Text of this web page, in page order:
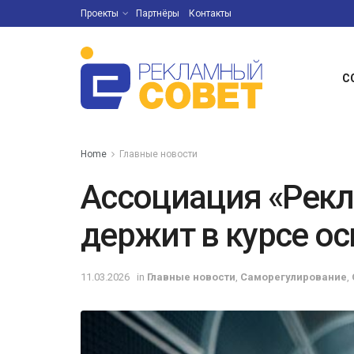
Проекты Партнёры Контакты
Home Главные новости
Ассоциация
держит в курсе
11.03.2026 in Главные новости Саморегулирование